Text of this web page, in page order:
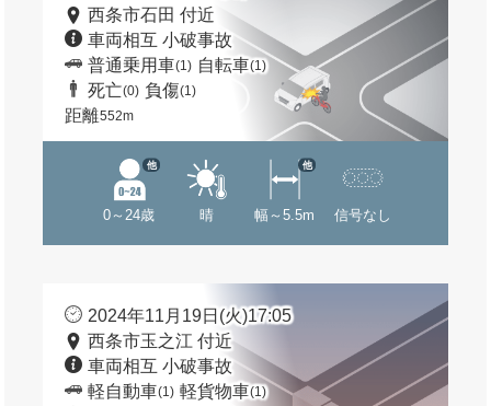
西条市石田 付近
車両相互 小破事故
普通乗用車(1) 自転車(1)
死亡(0) 負傷(1)
距離552m
0～24歳
他
晴 幅～5.5m
他
信号なし
2024年11月19日(火)17:05
西条市玉之江 付近
車両相互 小破事故
軽自動車(1) 軽貨物車(1)